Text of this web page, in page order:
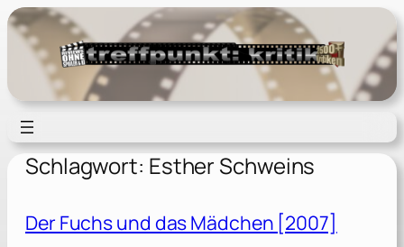
Zum
Inhalt
springen
Schlagwort: Esther Schweins
Der Fuchs und das Mädchen [2007]